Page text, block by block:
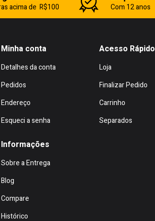
acima de R$100 Com 12 anos
Minha conta
Detalhes da conta
Pedidos
Endereço
Esqueci a senha
Acesso Rápido
Loja
Finalizar Pedido
Carrinho
Separados
Informações
Sobre a Entrega
Blog
Compare
Histórico